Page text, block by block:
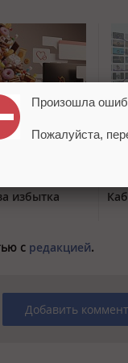
от
избытка
с редакцией.
Добавить
Произошла
Пожалуйста,